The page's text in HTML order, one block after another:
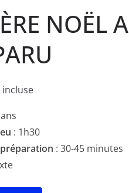
NOËL A
incluse
: 1h30
: 30-45 minutes